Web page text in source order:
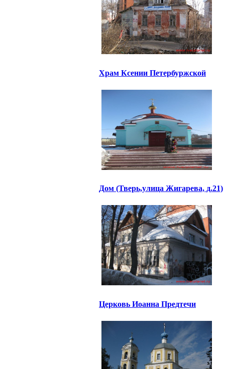
Храм Ксении Петербуржской
Дом (Тверь,улица Жигарева, д.21)
Церковь Иоанна Предтечи